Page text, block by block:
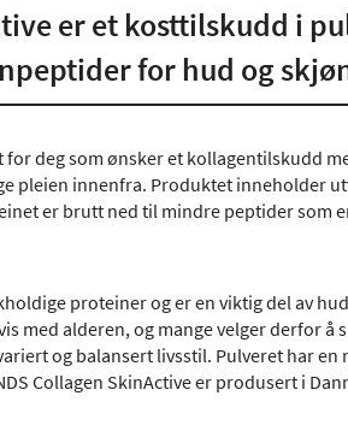
er et kosttilskudd i
for hud og
for deg som ønsker et kollagentilskudd
pleien innenfra. Produktet inneholder
er brutt ned til mindre peptider som
proteiner og er en viktig del av
med alderen, og mange velger derfor å
og balansert livsstil. Pulveret har en
Collagen SkinActive er produsert i